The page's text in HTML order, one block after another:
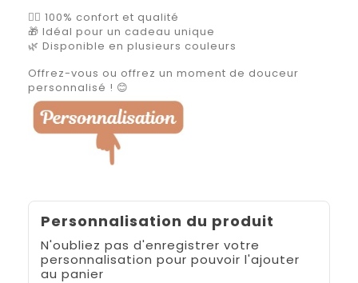
🧖‍♀️ 100% confort et qualité
🎁 Idéal pour un cadeau unique
🌿 Disponible en plusieurs couleurs
Offrez-vous ou offrez un moment de douceur
personnalisé ! 😊
Personnalisation du produit
N'oubliez pas d'enregistrer votre
personnalisation pour pouvoir l'ajouter
au panier